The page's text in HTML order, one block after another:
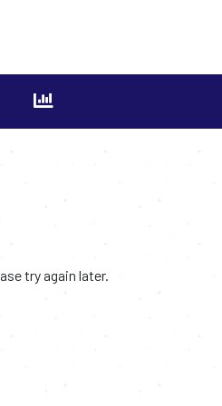
try again later.